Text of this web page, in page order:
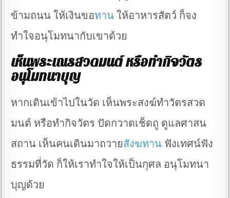
ข้ามถนน ให้เงินขอทาน ให้อาหารสัตว์ ก็จง
ทำใจอนุโมทนากับเขาด้วย
เห็นพระเณรสวดมนต์ หรือทำกิจวัตร
อนุโมทนาบุญ
หากเดินเข้าไปในวัด เห็นพระสงฆ์ทำวัตรสวด
มนต์ หรือทำกิจวัตร ปัดกวาดเช็ดถู ดูแลศาสน
สถาน เห็นคนเดินมาถวายสังฆทาน ฟังเทศน์ฟัง
ธรรมที่วัด ก็ให้เราทำใจให้เป็นกุศล อนุโมทนา
บุญด้วย